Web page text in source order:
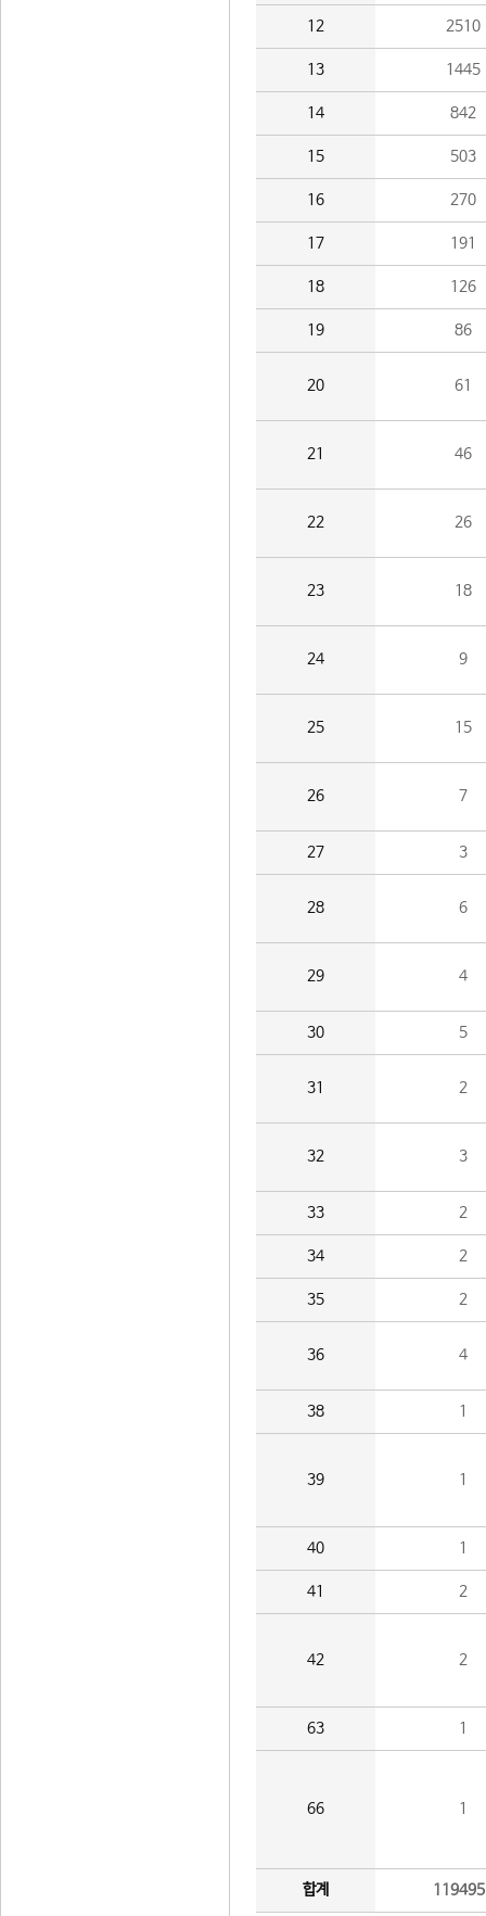
12 2510
13 1445
14 842
15 503
16 270
17 191
18 126
19 86
20 61
21 46
22 26
23 18
24 9
25 15
26 7
27 3
28 6
29 4
30 5
31 2
32 3
33 2
34 2
35 2
36 4
38 1
39 1
40 1
41 2
42 2
63 1
66 1
합계